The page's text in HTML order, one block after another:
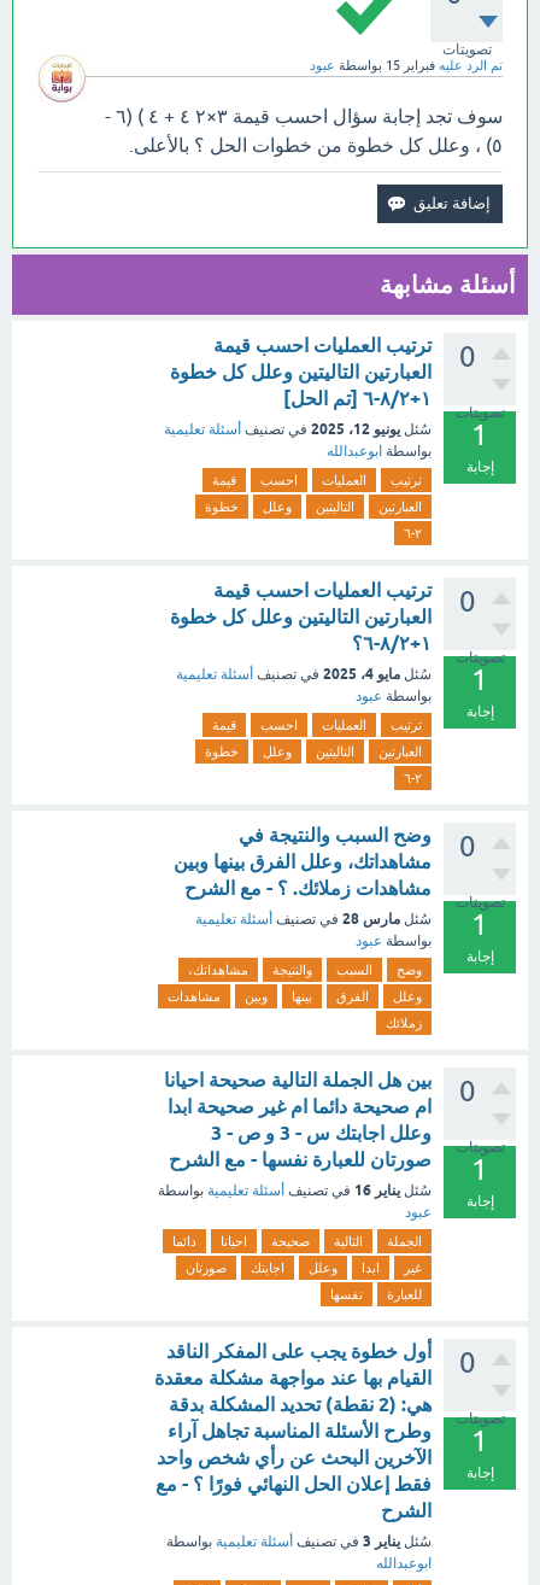
تصويتات
تم الرد عليه فبراير 15 بواسطة عبود
سوف تجد إجابة سؤال احسب قيمة ٣×٢ ٤ + ٤ ) (٦ -
٥) ، وعلل كل خطوة من خطوات الحل ؟ بالأعلى.
أسئلة مشابهة
0
تصويتات
1
إجابة
‏ترتيب العمليات احسب قيمة
العبارتين التاليتين وعلل كل خطوة
١+٨/٢-٦ [تم الحل]
سُئل يونيو 12، 2025 في تصنيف أسئلة تعليمية
بواسطة ابوعبدالله
ترتيب العمليات احسب
قيمة
العبارتين
التاليتين وعلل
خطوة
٢-٦
0
تصويتات
1
إجابة
‏ترتيب العمليات احسب قيمة
العبارتين التاليتين وعلل كل خطوة
١+٨/٢-٦؟
سُئل مايو 4، 2025 في تصنيف أسئلة تعليمية
بواسطة عبود
ترتيب العمليات احسب
قيمة
العبارتين
التاليتين وعلل
خطوة
٢-٦
0
تصويتات
1
إجابة
وضح السبب والنتيجة في
مشاهداتك، وعلل الفرق بينها وبين
مشاهدات زملائك. ؟ - مع الشرح
سُئل مارس 28 في تصنيف أسئلة تعليمية
بواسطة عبود
وضح السبب والنتيجة
مشاهداتك،
وعلل
الفرق بينها وبين
مشاهدات
زملائك
0
تصويتات
1
إجابة
بين هل الجملة التالية صحيحة احيانا
ام صحيحة دائما ام غير صحيحة ابدا
وعلل اجابتك س - 3 و ص - 3
صورتان للعبارة نفسها - مع الشرح
سُئل يناير 16 في تصنيف أسئلة تعليمية بواسطة
عبود
الجملة التالية صحيحة احيانا
دائما
غير
ابدا وعلل اجابتك
صورتان
للعبارة
نفسها
0
تصويتات
1
إجابة
أول خطوة يجب على المفكر الناقد
القيام بها عند مواجهة مشكلة معقدة
هي: (2 نقطة) تحديد المشكلة بدقة
وطرح الأسئلة المناسبة تجاهل آراء
الآخرين البحث عن رأي شخص واحد
فقط إعلان الحل النهائي فورًا ؟ - مع
الشرح
سُئل يناير 3 في تصنيف أسئلة تعليمية بواسطة
ابوعبدالله